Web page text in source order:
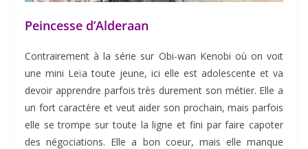
Peincesse d’Alderaan
Contrairement à la série sur Obi-wan Kenobi où on voit
une mini Leïa toute jeune, ici elle est adolescente et va
devoir apprendre parfois très durement son métier. Elle a
un fort caractère et veut aider son prochain, mais parfois
elle se trompe sur toute la ligne et fini par faire capoter
des négociations. Elle a bon coeur, mais elle manque